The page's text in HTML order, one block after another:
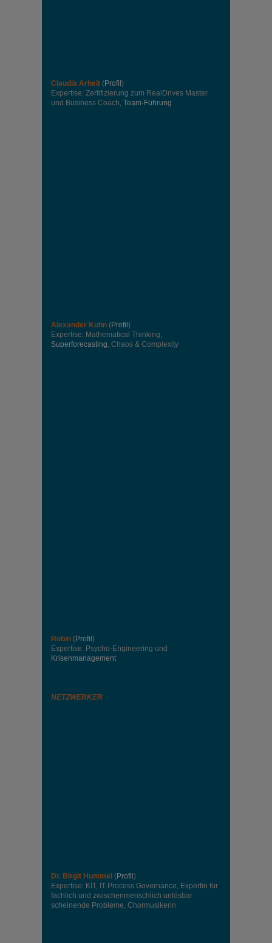
Claudia Arheit (Profil )
Expertise: Zertifizierung zum RealDrives Master
und Business Coach, Team-Führung
Alexander Kuhn (Profil )
Expertise: Mathematical Thinking,
Superforecasting, Chaos & Complexity
Robin (Profil )
Expertise: Psycho-Engineering und
Krisenmanagement
NETZWERKER
Dr. Birgit Hummel (Profil )
Expertise: KIT, IT Process Governance, Expertin für
fachlich und zwischenmenschlich unlösbar
scheinende Probleme, Chormusikerin